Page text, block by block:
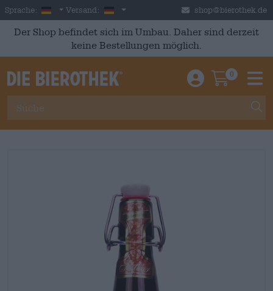
Skip to main content
Sprache: German
Versand: Deutschland shop@bierothek.de
Der Shop befindet sich im Umbau. Daher sind derzeit
keine Bestellungen möglich.
Einloggen /
0